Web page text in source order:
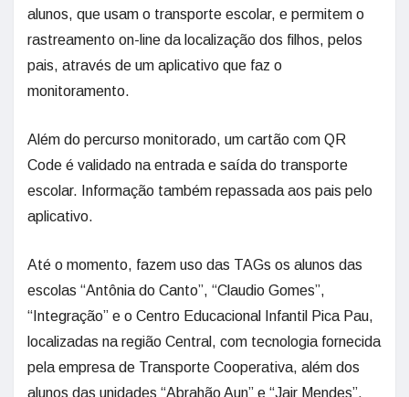
alunos, que usam o transporte escolar, e permitem o
rastreamento on-line da localização dos filhos, pelos
pais, através de um aplicativo que faz o
monitoramento.
Além do percurso monitorado, um cartão com QR
Code é validado na entrada e saída do transporte
escolar. Informação também repassada aos pais pelo
aplicativo.
Até o momento, fazem uso das TAGs os alunos das
escolas “Antônia do Canto”, “Claudio Gomes”,
“Integração” e o Centro Educacional Infantil Pica Pau,
localizadas na região Central, com tecnologia fornecida
pela empresa de Transporte Cooperativa, além dos
alunos das unidades “Abrahão Aun” e “Jair Mendes”,